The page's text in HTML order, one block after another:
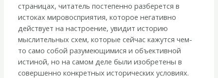
страницах, читатель постепенно разберется в
истоках мировосприятия, которое негативно
действует на настроение, увидит историю
мыслительных схем, которые сейчас кажутся чем-
то само собой разумеющимися и объективной
истиной, но на самом деле были изобретены в
совершенно конкретных исторических условиях.